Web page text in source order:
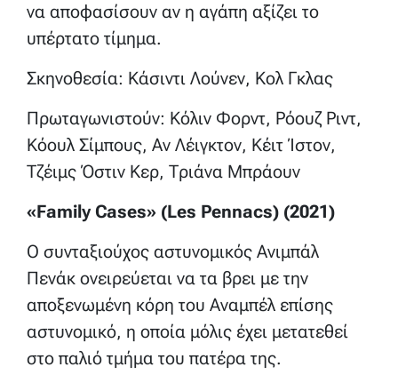
να αποφασίσουν αν η αγάπη αξίζει το
υπέρτατο τίμημα.
Σκηνοθεσία: Κάσιντι Λούνεν, Κολ Γκλας
Πρωταγωνιστούν: Κόλιν Φορντ, Ρόουζ Ριντ,
Κόουλ Σίμπους, Αν Λέιγκτον, Κέιτ Ίστον,
Τζέιμς Όστιν Κερ, Τριάνα Μπράουν
«Family Cases» (Les Pennacs) (2021)
Ο συνταξιούχος αστυνομικός Ανιμπάλ
Πενάκ ονειρεύεται να τα βρει με την
αποξενωμένη κόρη του Αναμπέλ επίσης
αστυνομικό, η οποία μόλις έχει μετατεθεί
στο παλιό τμήμα του πατέρα της.